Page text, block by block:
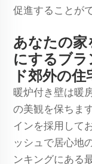
促進することが
あなたの家
にするブ
ド郊外の住
暖炉付き壁は暖
の美観を保ちま
インを採用して
ッシュで居心地
ンキングにある